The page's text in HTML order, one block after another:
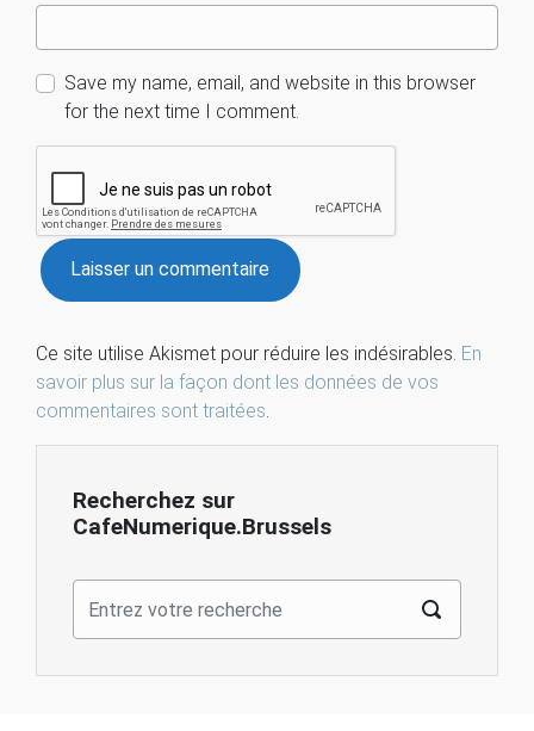
Save my name, email, and website in this browser
for the next time I comment.
Ce site utilise Akismet pour réduire les indésirables. En
savoir plus sur la façon dont les données de vos
commentaires sont traitées
Recherchez sur
CafeNumerique.Brussels